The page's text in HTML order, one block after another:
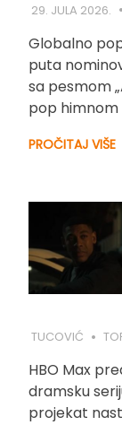
29. JULA 2026.
Globalno
puta
sa pesmom
pop himnom
PROČITAJ VIŠE
TUCOVIĆ
HBO Max
dramsku
projekat